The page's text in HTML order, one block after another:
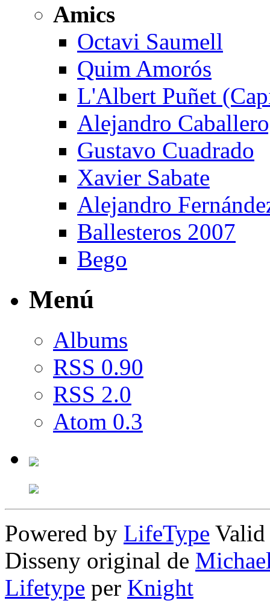
Amics
Octavi Saumell
Quim Amorós
L'Albert Puñet
Alejandro
Gustavo Cuadrado
Xavier Sabate
Alejandro
Ballesteros 2007
Bego
Menú
Albums
RSS 0.90
RSS 2.0
Atom 0.3
Powered by LifeType
Disseny original de
Lifetype per Knight